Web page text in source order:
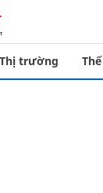
Thị trường